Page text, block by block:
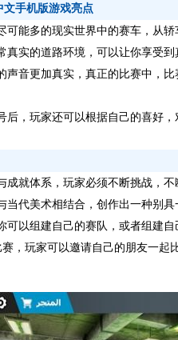
手机版游戏亮点
多的现实世界中的赛车，从轿
真实的道路环境，可以让你享受到
声音更加真实，真正的比赛中，
后，玩家还可以根据自己的喜好
体系，玩家必须不断挑战，不
当代美术相结合，创作出一种别
可以组建自己的赛队，或者组建自
，玩家可以邀请自己的朋友一起